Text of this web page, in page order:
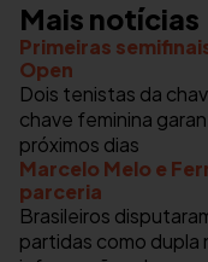
Mais notícias
Primeiras
Open
Dois tenistas da
chave feminina
próximos dias
Marcelo Melo e
parceria
Brasileiros
partidas como dupla